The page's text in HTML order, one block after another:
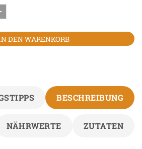
DEN WARENKORB
BESCHREIBUNG
ZUTATEN
NÄHRWERTE